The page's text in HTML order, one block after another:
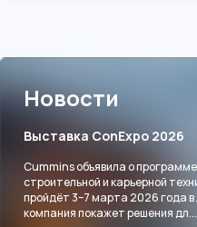
Новости
Выставка ConExpo 2026
Cummins объявила о
строительной и карьерной
пройдёт 3–7 марта 2026 года
компания покажет решения дл...